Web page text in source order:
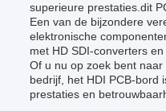
superieure prestaties.dit
Een van de bijzondere
elektronische
met HD SDI-converters
Of u nu op zoek bent
bedrijf, het HDI PCB-bord
prestaties en